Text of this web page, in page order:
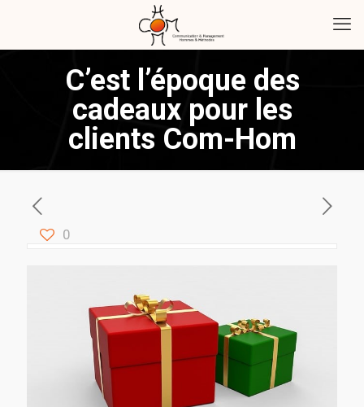
C’est l’époque des
cadeaux pour les
clients Com-Hom
0